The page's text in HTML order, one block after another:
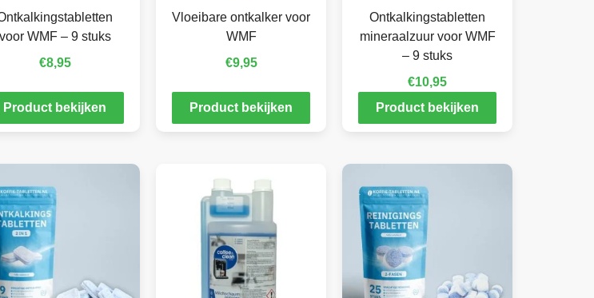
voor WMF – 9 stuks
€8,95
Product bekijken
Vloeibare ontkalker voor
WMF
€9,95
Product bekijken
Ontkalkingstabletten
mineraalzuur voor WMF
– 9 stuks
€10,95
Product bekijken